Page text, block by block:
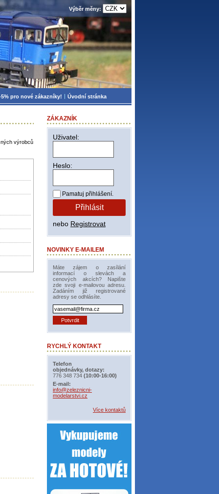
výrobců
ZÁKAZNÍK
Uživatel:
Heslo:
Pamatuj přihlášení.
Přihlásit
nebo Registrovat
NOVINKY E-MAILEM
Máte zájem o zasílání
informací o slevách a
cenových akcích? Napište
zde svoji e-mailovou adresu.
Zadáním již registrované
adresy se odhlásíte.
RYCHLÝ KONTAKT
Telefon
objednávky, dotazy:
776 348 734 (10:00-16:00)
E-mail:
info@zeleznicni-
modelarstvi.cz
Více kontaktů
Výběr měny:
5% pro nové zákazníky! Úvodní stránka